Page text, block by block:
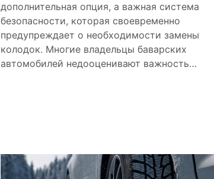
дополнительная опция, а важная система
безопасности, которая своевременно
предупреждает о необходимости замены
колодок. Многие владельцы баварских
автомобилей недооценивают важность…